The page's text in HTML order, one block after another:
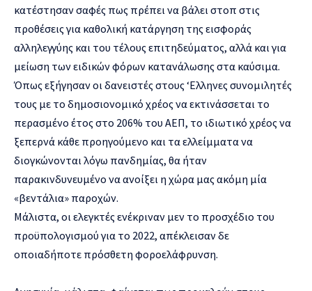
κατέστησαν σαφές πως πρέπει να βάλει στοπ στις
προθέσεις για καθολική κατάργηση της εισφοράς
αλληλεγγύης και του τέλους επιτηδεύματος, αλλά και για
μείωση των ειδικών φόρων κατανάλωσης στα καύσιμα.
Όπως εξήγησαν οι δανειστές στους ‘Ελληνες συνομιλητές
τους με το δημοσιονομικό χρέος να εκτινάσσεται το
περασμένο έτος στο 206% του ΑΕΠ, το ιδιωτικό χρέος να
ξεπερνά κάθε προηγούμενο και τα ελλείμματα να
διογκώνονται λόγω πανδημίας, θα ήταν
παρακινδυνευμένο να ανοίξει η χώρα μας ακόμη μία
«βεντάλια» παροχών.
Μάλιστα, οι ελεγκτές ενέκριναν μεν το προσχέδιο του
προϋπολογισμού για το 2022, απέκλεισαν δε
οποιαδήποτε πρόσθετη φοροελάφρυνση.